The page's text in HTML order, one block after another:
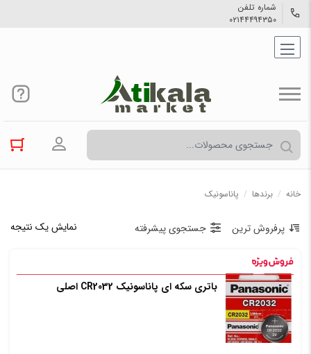
شماره تلفن
۰۲۱۴۴۴۹۴۳۵۰
ورود به
خانه / برندها / پاناسونیک
نمایش یک نتیجه پرفروش ترین جستجوی پیشرفته
باتری سکه ای پاناسونیک CR2032 اصلی